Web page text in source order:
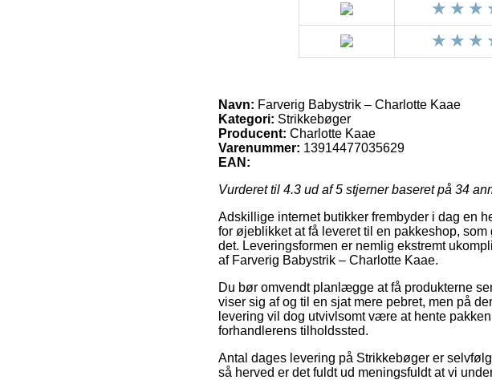
Navn: Farverig Babystrik – Charlotte Kaae
Kategori: Strikkebøger
Producent: Charlotte Kaae
Varenummer: 13914477035629
EAN:
Vurderet til 4.3 ud af 5 stjerner baseret på 34
Adskillige internet butikker frembyder i dag en
for øjeblikket at få leveret til en pakkeshop,
det. Leveringsformen er nemlig ekstremt
af Farverig Babystrik – Charlotte Kaae.
Du bør omvendt planlægge at få produkterne
viser sig af og til en sjat mere pebret, men på
levering vil dog utvivlsomt være at hente
forhandlerens tilholdssted.
Antal dages levering på Strikkebøger er
så herved er det fuldt ud meningsfuldt at vi